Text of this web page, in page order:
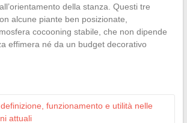
della stanza. Questi tre
alcune piante ben posizionate,
cocooning stabile, che non dipende
effimera né da un budget decorativo
funzionamento e utilità nelle
attuali